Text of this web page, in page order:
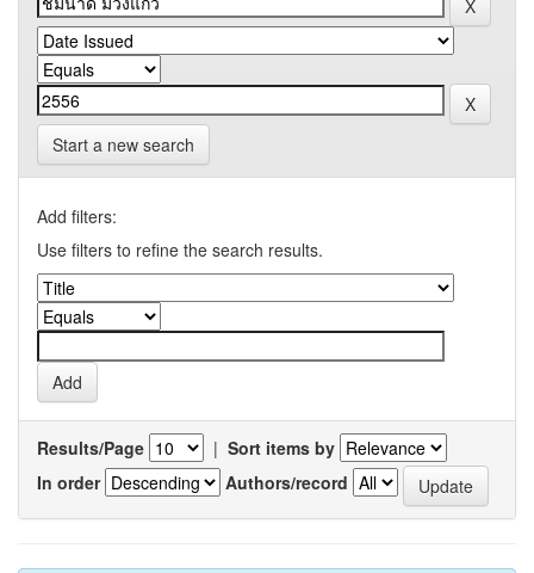
Start a new search
Add filters:
Use filters to refine the search results.
Results/Page | Sort items by
In order
Authors/record